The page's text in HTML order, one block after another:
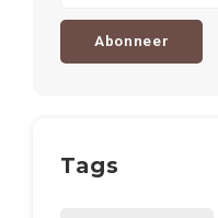
Abonneer
Tags